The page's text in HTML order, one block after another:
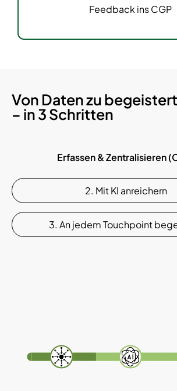
Feedback ins CGP
Von Daten zu
– in 3 Schritten
Erfassen & Zentralisieren
2. Mit KI anreichern
3. An jedem Touchpoint